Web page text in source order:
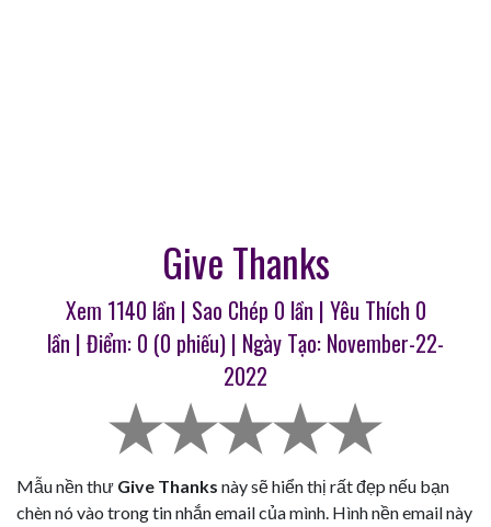
Give Thanks
Xem 1140 lần | Sao Chép 0 lần | Yêu Thích 0
lần | Điểm: 0 (0 phiếu) | Ngày Tạo: November-22-
2022
Mẫu nền thư Give Thanks này sẽ hiển thị rất đẹp nếu bạn
chèn nó vào trong tin nhắn email của mình. Hình nền email này